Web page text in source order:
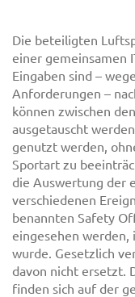
Die beteiligten
einer gemeinsamen
Eingaben sind –
Anforderungen –
können zwischen
ausgetauscht
genutzt werden,
Sportart zu
die Auswertung der
verschiedenen
benannten Safety
eingesehen werden,
wurde. Gesetzlich
davon nicht ersetzt.
finden sich auf der